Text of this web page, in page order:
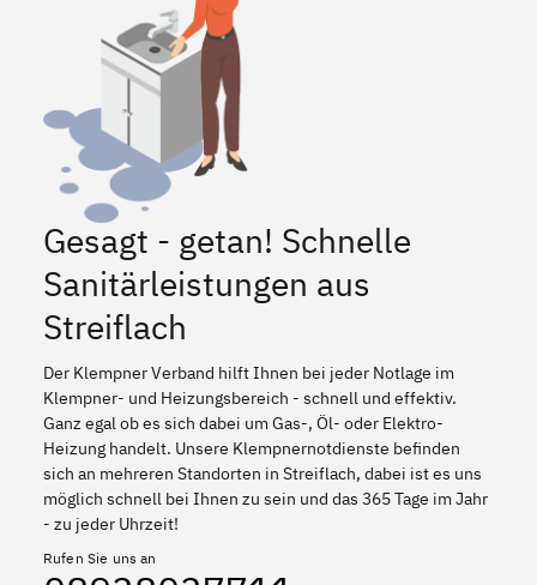
Gesagt - getan! Schnelle
Sanitärleistungen aus
Streiflach
Der Klempner Verband hilft Ihnen bei jeder Notlage im
Klempner- und Heizungsbereich - schnell und effektiv.
Ganz egal ob es sich dabei um Gas-, Öl- oder Elektro-
Heizung handelt. Unsere Klempnernotdienste befinden
sich an mehreren Standorten in Streiflach, dabei ist es uns
möglich schnell bei Ihnen zu sein und das 365 Tage im Jahr
- zu jeder Uhrzeit!
Rufen Sie uns an